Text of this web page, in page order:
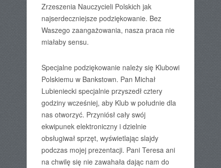
Zrzeszenia Nauczycieli Polskich jak
najserdeczniejsze podziękowanie. Bez
Waszego zaangażowania, nasza praca nie
miałaby sensu.
Specjalne podziękowanie należy się Klubowi
Polskiemu w Bankstown. Pan Michał
Lubieniecki specjalnie przyszedł cztery
godziny wcześniej, aby Klub w południe dla
nas otworzyć. Przyniósł cały swój
ekwipunek elektroniczny i dzielnie
obsługiwał sprzęt, wyświetlając slajdy
podczas mojej prezentacji. Pani Teresa ani
na chwilę się nie zawahała dając nam do